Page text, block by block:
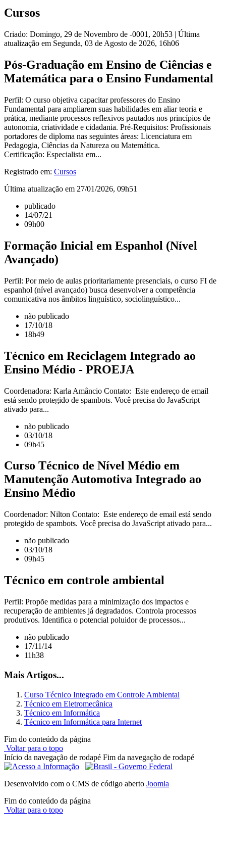
Cursos
Criado: Domingo, 29 de Novembro de -0001, 20h53 | Última
atualização em Segunda, 03 de Agosto de 2026, 16h06
Pós-Graduação em Ensino de Ciências e
Matemática para o Ensino Fundamental
Perfil: O curso objetiva capacitar professores do Ensino
Fundamental para ampliarem suas habilidades em aliar teoria e
prática, mediante processos reflexivos pautados nos princípios de
autonomia, criatividade e cidadania. Pré-Requisitos: Profissionais
portadores de diploma nas seguintes áreas: Licenciatura em
Pedagogia, Ciências da Natureza ou Matemática.
Certificação: Especialista em...
Registrado em: Cursos
Última atualização em 27/01/2026, 09h51
publicado
14/07/21
09h00
Formação Inicial em Espanhol (Nível
Avançado)
Perfil: Por meio de aulas prioritariamente presenciais, o curso FI de
espanhol (nível avançado) busca desenvolver a competência
comunicativa nos âmbitos linguístico, sociolinguístico...
não publicado
17/10/18
18h49
Técnico em Reciclagem Integrado ao
Ensino Médio - PROEJA
Coordenadora: Karla Amâncio Contato: Este endereço de email
está sendo protegido de spambots. Você precisa do JavaScript
ativado para...
não publicado
03/10/18
09h45
Curso Técnico de Nível Médio em
Manutenção Automotiva Integrado ao
Ensino Médio
Coordenador: Nilton Contato: Este endereço de email está sendo
protegido de spambots. Você precisa do JavaScript ativado para...
não publicado
03/10/18
09h45
Técnico em controle ambiental
Perfil: Propõe medidas para a minimização dos impactos e
recuperação de ambientes já degradados. Controla processos
produtivos. Identifica o potencial poluidor de processos...
não publicado
17/11/14
11h38
Mais Artigos...
Curso Técnico Integrado em Controle Ambiental
Técnico em Eletromecânica
Técnico em Informática
Técnico em Informática para Internet
Fim do conteúdo da página
Voltar para o topo
Início da navegação de rodapé Fim da navegação de rodapé
Desenvolvido com o CMS de código aberto Joomla
Fim do conteúdo da página
Voltar para o topo